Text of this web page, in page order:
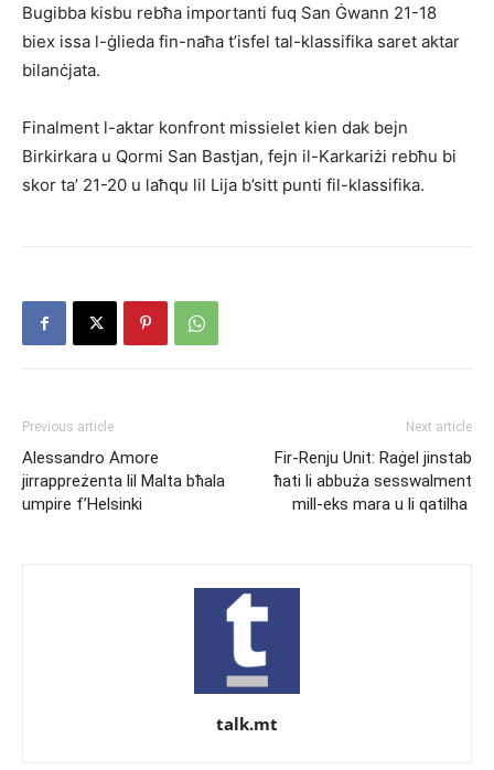
Bugibba kisbu rebħa importanti fuq San Ġwann 21-18
biex issa l-ġlieda fin-naħa t’isfel tal-klassifika saret aktar
bilanċjata.
Finalment l-aktar konfront missielet kien dak bejn
Birkirkara u Qormi San Bastjan, fejn il-Karkariżi rebħu bi
skor ta’ 21-20 u laħqu lil Lija b’sitt punti fil-klassifika.
Previous article
Alessandro Amore
jirrappreżenta lil Malta bħala
umpire f’Helsinki
Next article
Fir-Renju Unit: Raġel jinstab
ħati li abbuża sesswalment
mill-eks mara u li qatilha
talk.mt